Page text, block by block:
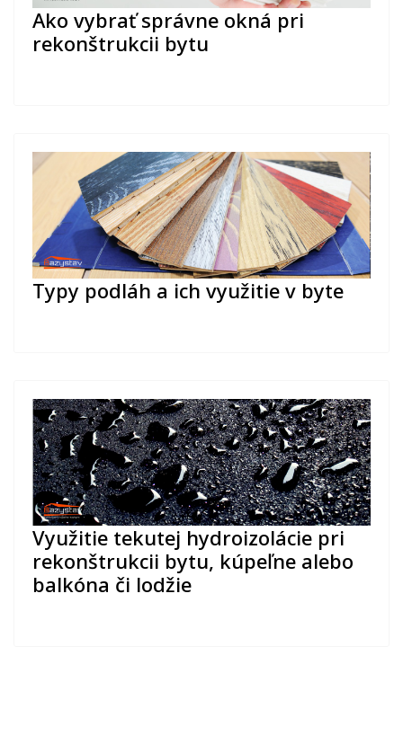
Ako vybrať správne okná pri
rekonštrukcii bytu
Typy podláh a ich využitie v byte
Využitie tekutej hydroizolácie pri
rekonštrukcii bytu, kúpeľne alebo
balkóna či lodžie